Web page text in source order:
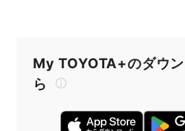
My TOYOTA+のダウ
ら